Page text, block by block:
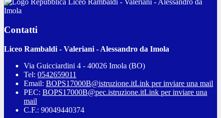
Liceo Rambaldi - Valeriani - Alessandro da
Imola
Contatti
Liceo Rambaldi - Valeriani - Alessandro da Imola
Via Guicciardini 4 - 40026 Imola (BO)
Tel: 0542659011
Email: BOPS17000B@istruzione.itLink per inviare una mail
PEC: BOPS17000B@pec.istruzione.itLink per inviare una
mail
C.F.: 90049440374